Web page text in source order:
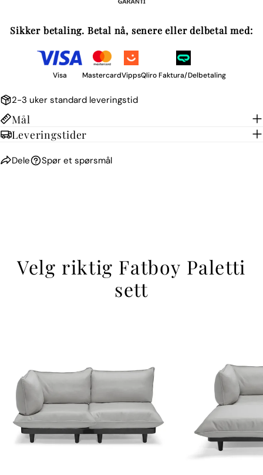
Sikker betaling. Betal nå, senere eller delbetal med:
Visa MastercardVippsQliro Faktura/Delbetaling
2-3 uker standard leveringstid
Mål
Leveringstider
Dele Spør et spørsmål
Velg riktig Fatboy Paletti
sett